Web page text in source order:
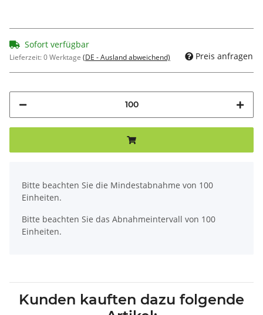
Sofort verfügbar
Lieferzeit:0 Werktage (DE - Ausland abweichend) Preis anfragen
Bitte beachten Sie die Mindestabnahme von 100
Einheiten.
Bitte beachten Sie das Abnahmeintervall von 100
Einheiten.
Kunden kauften dazu folgende